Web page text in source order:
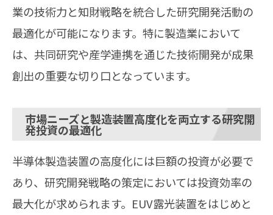
業の技術力と知財戦略を統合した研究開発活動の
最適化が可能になります。特に製造業において
は、共同研究や産学連携を通じた技術開発が成果
創出の重要な切り口となっています。
市場ニーズと製造装置高度化を両立する研究開
発投資の最適化
半導体製造装置の高度化には巨額の投資が必要で
あり、研究開発戦略の策定においては投資効率の
最大化が求められます。EUV露光装置をはじめと